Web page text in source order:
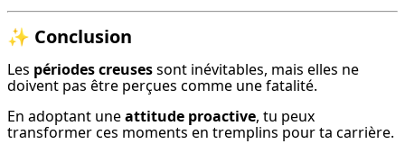
✨ Conclusion
Les périodes creuses sont inévitables, mais elles ne
doivent pas être perçues comme une fatalité.
En adoptant une attitude proactive, tu peux
transformer ces moments en tremplins pour ta carrière.